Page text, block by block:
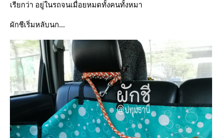
เรียกว่า อยู่ในรถจนเมื่อยหมดทั้งคนทั้งหมา
ผักชีเริ่มหลับนก...